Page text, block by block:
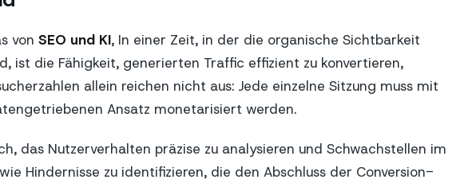
von SEO und KI, In einer Zeit, in der die organische Sichtbarkeit
ist die Fähigkeit, generierten Traffic effizient zu konvertieren,
allein reichen nicht aus: Jede einzelne Sitzung muss mit
Ansatz monetarisiert werden.
das Nutzerverhalten präzise zu analysieren und Schwachstellen im
Hindernisse zu identifizieren, die den Abschluss der Conversion-